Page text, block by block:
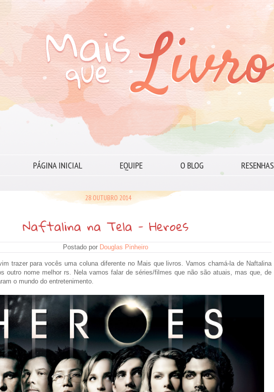
PÁGINA INICIAL EQUIPE O BLOG RESENHAS
28 OUTUBRO 2014
Naftalina na Tela - Heroes
Postado por Douglas Pinheiro
trazer para vocês uma coluna diferente no Mais que livros. Vamos chamá-la de Naftalina
outro nome melhor rs. Nela vamos falar de séries/filmes que não são atuais, mas que, de
o mundo do entretenimento.